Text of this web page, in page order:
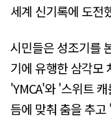
세계 신기록에 도전
시민들은 성조기를
기에 유행한 삼각모
'YMCA'와 '스위트
듬에 맞춰 춤을 추